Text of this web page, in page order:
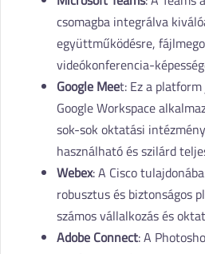
csomagba integrálva
együttműködésre,
videókonferencia-
Google Meet: Ez a
Google Workspace
sok-sok oktatási
használható és szilárd
Webex: A Cisco
robusztus és biztonságos
számos vállalkozás és
Adobe Connect: A